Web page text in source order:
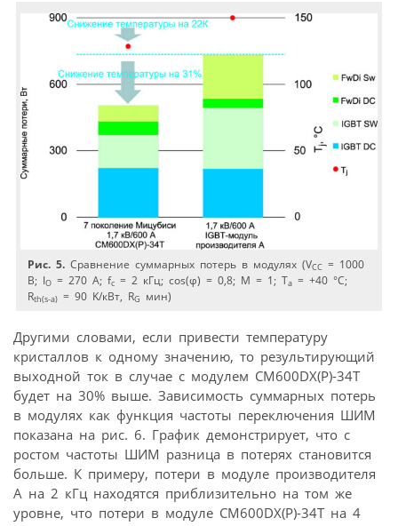
Рис. 5. Сравнение суммарных потерь в модулях (VCC = 1000
В; IO = 270 A; fc = 2 кГц; cos(φ) = 0,8; M = 1; Ta = +40 °C;
Rth(s-a) = 90 K/кВт, RG мин)
Другими словами, если привести температуру
кристаллов к одному значению, то результирующий
выходной ток в случае с модулем CM600DX(P)-34T
будет на 30% выше. Зависимость суммарных потерь
в модулях как функция частоты переключения ШИМ
показана на рис. 6. График демонстрирует, что с
ростом частоты ШИМ разница в потерях становится
больше. К примеру, потери в модуле производителя
А на 2 кГц находятся приблизительно на том же
уровне, что потери в модуле CM600DX(P)-34T на 4